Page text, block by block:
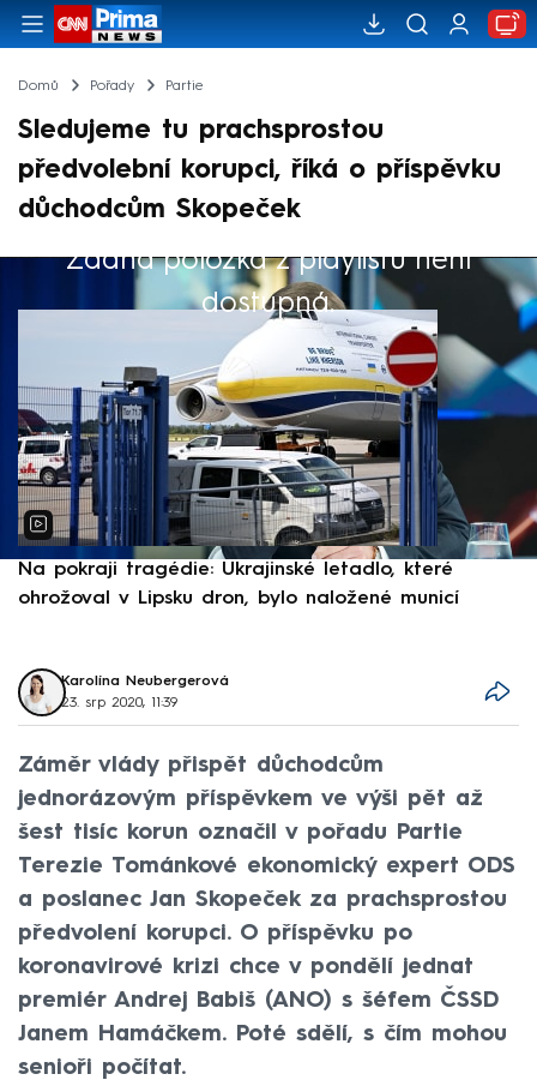
Domů Pořady Partie
Sledujeme tu prachsprostou
předvolební korupci, říká o příspěvku
důchodcům Skopeček
Žádná položka z playlistu není
dostupná.
Výběr redakce
Na pokraji tragédie: Ukrajinské letadlo, které
ohrožoval v Lipsku dron, bylo naložené municí
Karolína Neubergerová
23. srp 2020, 11:39
Záměr vlády přispět důchodcům
jednorázovým příspěvkem ve výši pět až
šest tisíc korun označil v pořadu Partie
Terezie Tománkové ekonomický expert ODS
a poslanec Jan Skopeček za prachsprostou
předvolení korupci. O příspěvku po
koronavirové krizi chce v pondělí jednat
premiér Andrej Babiš (ANO) s šéfem ČSSD
Janem Hamáčkem. Poté sdělí, s čím mohou
senioři počítat.